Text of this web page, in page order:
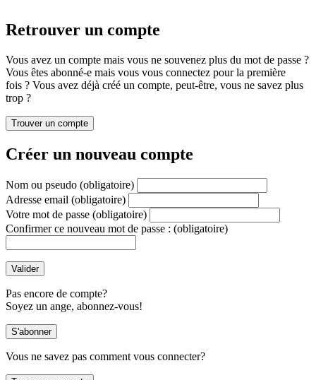
Retrouver un compte
Vous avez un compte mais vous ne souvenez plus du mot de passe ?
Vous êtes abonné-e mais vous vous connectez pour la première
fois ? Vous avez déjà créé un compte, peut-être, vous ne savez plus
trop ?
Créer un nouveau compte
Nom ou pseudo (obligatoire)
Adresse email (obligatoire)
Votre mot de passe (obligatoire)
Confirmer ce nouveau mot de passe : (obligatoire)
Pas encore de compte?
Soyez un ange, abonnez-vous!
Vous ne savez pas comment vous connecter?